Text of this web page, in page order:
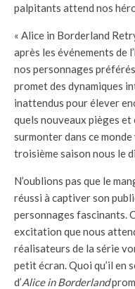
palpitants attend nos
« Alice in Borderland
après les événements de
nos personnages
promet des dynamiques
inattendus pour élever
quels nouveaux pièges
surmonter dans ce
troisième saison nous le
N’oublions pas que le
réussi à captiver son
personnages fascinants.
excitation que nous
réalisateurs de la série
petit écran. Quoi qu’il en
d’Alice in Borderland